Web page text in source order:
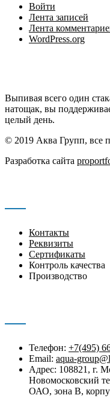
Войти
Лента записей
Лента
WordPress.org
Выпивая всего один
натощак, вы
целый день.
© 2019 Аква Групп, все
Разработка сайта
Контакты
Реквизиты
Сертификаты
Контроль качества
Производство
Телефон: +7(495)
Email: aqua-
Адрес: 108821, г.
Новомосковский
ОАО, зона В,